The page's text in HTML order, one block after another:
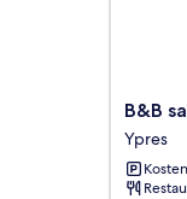
B&B
Ypres
B&B
Ypres